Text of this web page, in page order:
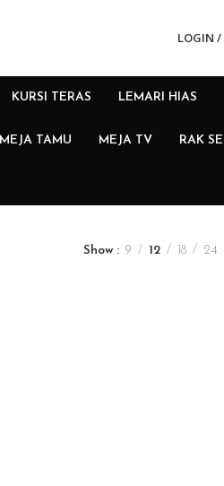
LOGIN /
KURSI TERAS LEMARI HIAS
MEJA TAMU MEJA TV RAK
Show 9 12 18 24